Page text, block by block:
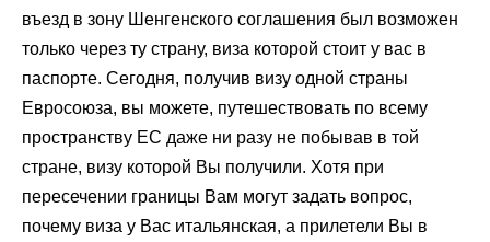
въезд в зону Шенгенского соглашения был возможен
только через ту страну, виза которой стоит у вас в
паспорте. Сегодня, получив визу одной страны
Евросоюза, вы можете, путешествовать по всему
пространству ЕС даже ни разу не побывав в той
стране, визу которой Вы получили. Хотя при
пересечении границы Вам могут задать вопрос,
почему виза у Вас итальянская, а прилетели Вы в